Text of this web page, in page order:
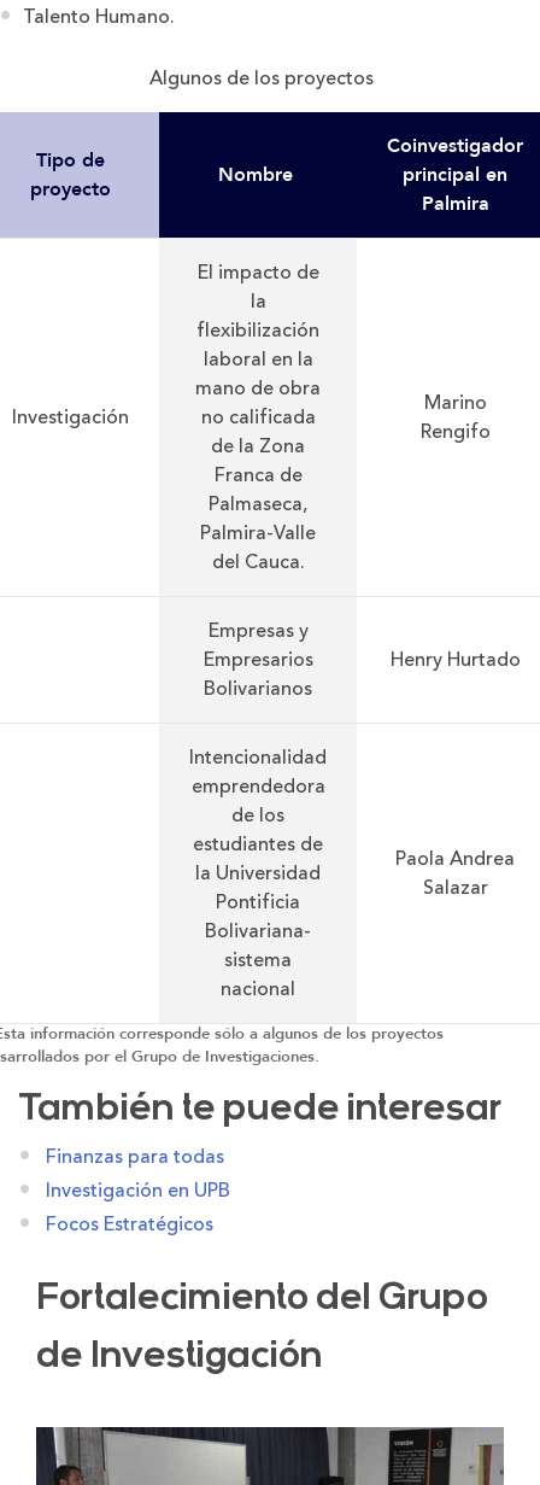
Talento Humano.
Algunos de los proyectos
Tipo de
proyecto
Nombre
Coinvestigador
principal en
Palmira
Investigación
El impacto de
la
flexibilización
laboral en la
mano de obra
no calificada
de la Zona
Franca de
Palmaseca,
Palmira-Valle
del Cauca.
Marino
Rengifo
Empresas y
Empresarios
Bolivarianos
Henry Hurtado
Intencionalidad
emprendedora
de los
estudiantes de
la Universidad
Pontificia
Bolivariana-
sistema
nacional
Paola Andrea
Salazar
información corresponde sólo a algunos de los proyectos
por el Grupo de Investigaciones.
También te puede interesar
Finanzas para todas
Investigación en UPB
Focos Estratégicos
Fortalecimiento del Grupo
de Investigación